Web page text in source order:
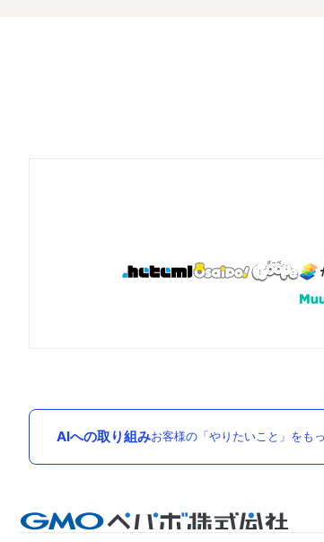
AIへの取り組みお客様の「やりたいこと」をも